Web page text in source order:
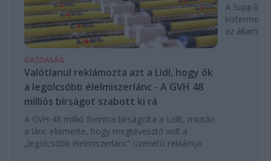
GAZDASÁG
Valótlanul reklámozta azt a Lidl, hogy ők
a legolcsóbb élelmiszerlánc - A GVH 48
milliós bírságot szabott ki rá
A GVH 48 millió forintra bírságolta a Lidlt, miután
a lánc elismerte, hogy megtévesztő volt a
„legolcsóbb élelmiszerlánc” üzenetű reklámja.
A Supp.li
az állam